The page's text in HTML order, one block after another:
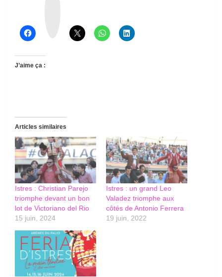
J’aime ça :
Articles similaires
Istres : Christian Parejo
triomphe devant un bon
lot de Victoriano del Rio
15 juin, 2024
Istres : un grand Leo
Valadez triomphe aux
côtés de Antonio Ferrera
19 juin, 2022